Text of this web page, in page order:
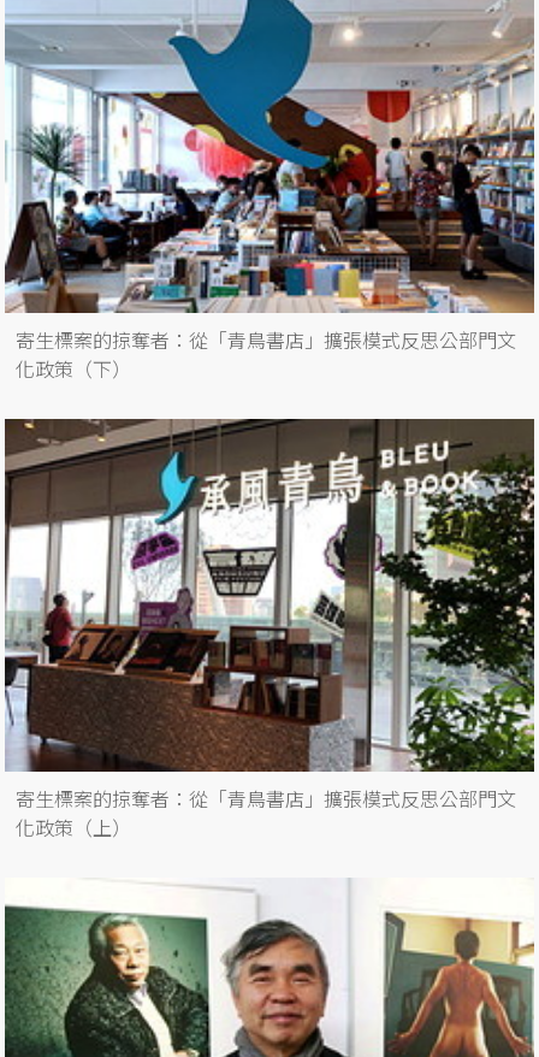
寄生標案的掠奪者：從「青鳥書店」擴張模式反思公部門文
化政策（下）
寄生標案的掠奪者：從「青鳥書店」擴張模式反思公部門文
化政策（上）